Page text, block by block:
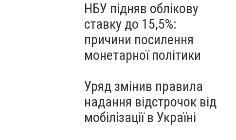
НБУ підняв облікову
ставку до 15,5%:
причини посилення
монетарної політики
Уряд змінив правила
надання відстрочок від
мобілізації в Україні